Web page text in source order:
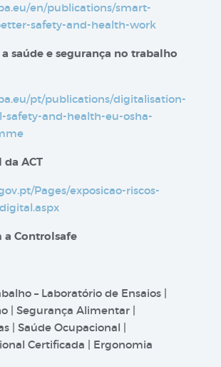
en/publications/smart-
safety-and-health-work
saúde e segurança no trabalho
pt/publications/digitalisation-
safety-and-health-eu-osha-
ACT
Pages/exposicao-riscos-
a Controlsafe
– Laboratório de Ensaios |
| Segurança Alimentar |
| Saúde Ocupacional |
Certificada | Ergonomia